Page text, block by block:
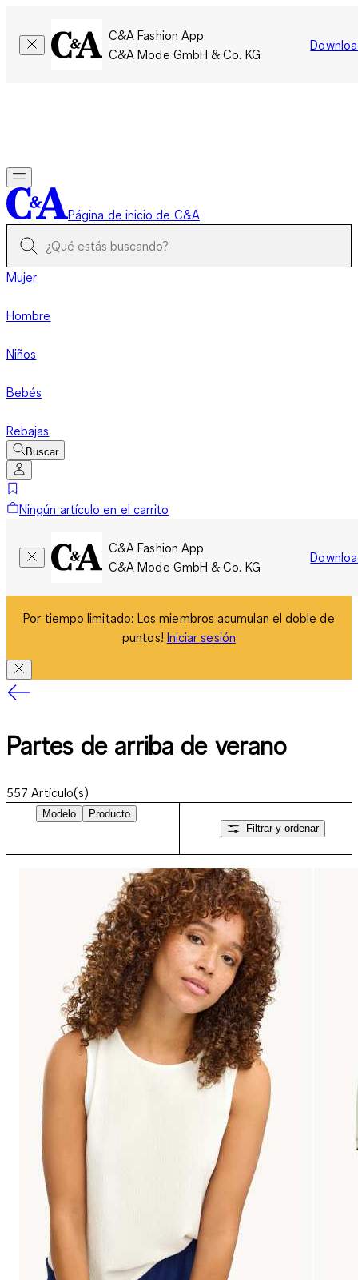
C&A Fashion App
C&A Mode GmbH & Co. KG
Página de inicio de C&A
Mujer
Hombre
Niños
Bebés
Rebajas
Buscar
Ningún artículo en el carrito
C&A Fashion App
C&A Mode GmbH & Co. KG
Por tiempo limitado: Los miembros acumulan el doble de
puntos! Iniciar sesión
Partes de arriba de verano
557 Artículo(s)
Modelo
Producto
Filtrar y ordenar